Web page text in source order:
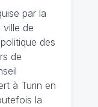
par la
ville de
des
de
à Turin en
la